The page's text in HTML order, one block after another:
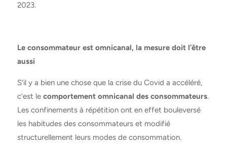
2023.
Le consommateur est omnicanal, la mesure doit l’être
aussi
S’il y a bien une chose que la crise du Covid a accéléré,
c’est le comportement omnicanal des consommateurs.
Les confinements à répétition ont en effet bouleversé
les habitudes des consommateurs et modifié
structurellement leurs modes de consommation.